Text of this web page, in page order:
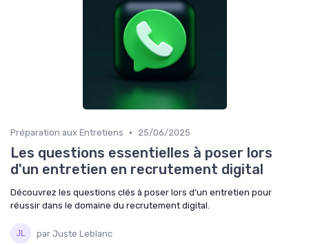
Préparation aux Entretiens • 25/06/2025
Les questions essentielles à poser lors
d'un entretien en recrutement digital
Découvrez les questions clés à poser lors d'un entretien pour
réussir dans le domaine du recrutement digital.
par Juste Leblanc